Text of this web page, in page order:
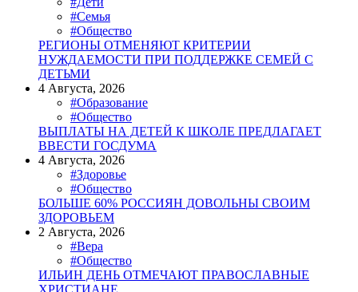
#Семья
#Общество
РЕГИОНЫ ОТМЕНЯЮТ КРИТЕРИИ
НУЖДАЕМОСТИ ПРИ ПОДДЕРЖКЕ СЕМЕЙ С
ДЕТЬМИ
4 Августа, 2026
#Образование
#Общество
ВЫПЛАТЫ НА ДЕТЕЙ К ШКОЛЕ ПРЕДЛАГАЕТ
ВВЕСТИ ГОСДУМА
4 Августа, 2026
#Здоровье
#Общество
БОЛЬШЕ 60% РОССИЯН ДОВОЛЬНЫ СВОИМ
ЗДОРОВЬЕМ
2 Августа, 2026
#Вера
#Общество
ИЛЬИН ДЕНЬ ОТМЕЧАЮТ ПРАВОСЛАВНЫЕ
ХРИСТИАНЕ